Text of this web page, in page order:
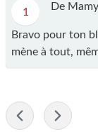
1 De
Bravo pour ton
mène à tout,